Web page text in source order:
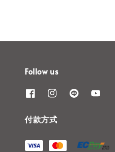
Follow us
付款方式